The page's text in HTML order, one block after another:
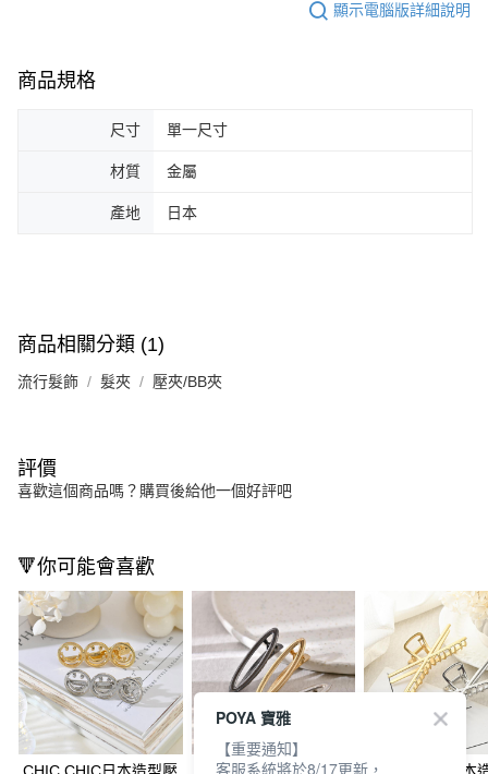
顯示電腦版詳細說明
商品規格
尺寸 單一尺寸
材質 金屬
產地 日本
商品相關分類 (1)
流行髮飾 髮夾 壓夾/BB夾
評價
喜歡這個商品嗎？購買後給他一個好評吧
🔻你可能會喜歡
POYA 寶雅
【重要通知】
客服系統將於8/17更新，